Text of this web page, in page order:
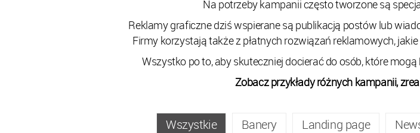
Na potrzeby kampanii często tworzone są
Reklamy graficzne dziś wspierane są publikacją postów lub
Firmy korzystają także z płatnych rozwiązań reklamowych,
Wszystko po to, aby skuteczniej docierać do osób, które
Zobacz przykłady różnych kampanii,
Wszystkie Banery Landing page